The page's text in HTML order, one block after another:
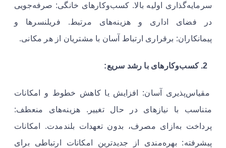
سرمایه‌گذاری اولیه بالا. کسب‌وکارهای خانگی: صرفه‌جویی
در فضای اداری و هزینه‌های مرتبط. فریلنسرها و
پیمانکاران: برقراری ارتباط آسان با مشتریان از هر مکانی.
مقیاس‌پذیری آسان: افزایش یا کاهش خطوط و امکانات
متناسب با نیازهای در حال تغییر. هزینه‌های منعطف:
پرداخت به‌ازای مصرف، بدون تعهدات بلندمدت. امکانات
پیشرفته: بهره‌مندی از جدیدترین امکانات ارتباطی برای